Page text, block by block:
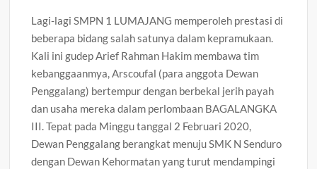
Lagi-lagi SMPN 1 LUMAJANG memperoleh prestasi di
beberapa bidang salah satunya dalam kepramukaan.
Kali ini gudep Arief Rahman Hakim membawa tim
kebanggaanmya, Arscoufal (para anggota Dewan
Penggalang) bertempur dengan berbekal jerih payah
dan usaha mereka dalam perlombaan BAGALANGKA
III. Tepat pada Minggu tanggal 2 Februari 2020,
Dewan Penggalang berangkat menuju SMK N Senduro
dengan Dewan Kehormatan yang turut mendampingi